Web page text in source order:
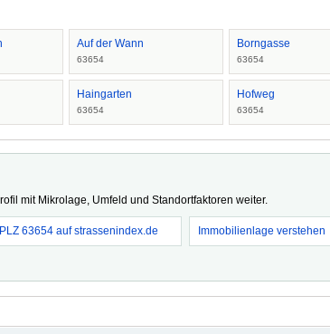
Auf der Wann
63654
Borngasse
63654
Haingarten
63654
Hofweg
63654
mit Mikrolage, Umfeld und Standortfaktoren weiter.
PLZ 63654 auf strassenindex.de Immobilienlage verstehen